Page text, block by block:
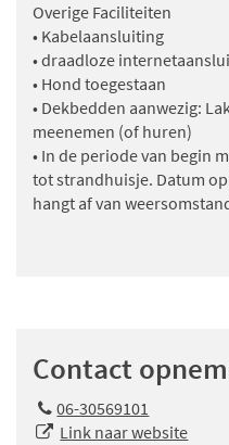
Overige Faciliteiten
• Kabelaansluiting
• draadloze
• Hond toegestaan
• Dekbedden aanwezig:
meenemen (of huren)
• In de periode van begin
tot strandhuisje. Datum
hangt af van
Contact
06-30569101
Link naar website